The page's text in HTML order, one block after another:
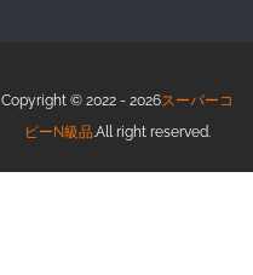
Copyright © 2022 - 2026スーパーコ
ピーN級品.All right reserved.